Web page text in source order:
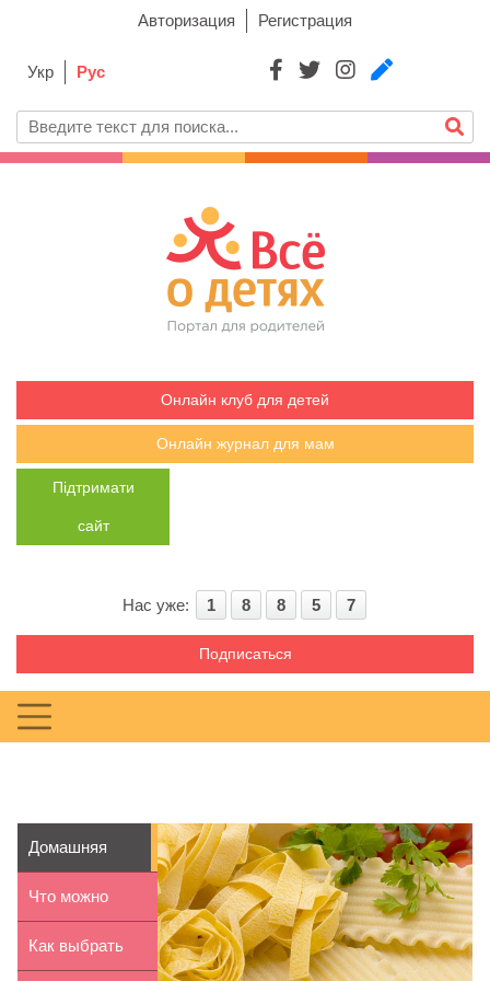
Авторизация Регистрация
Укр Рус
Онлайн клуб для детей
Онлайн журнал для мам
Підтримати
сайт
Нас уже: 1 8 8 5 7
Подписаться
Домашняя
паста – блюдо
превосхо...
Что можно
узнать о
Как выбрать